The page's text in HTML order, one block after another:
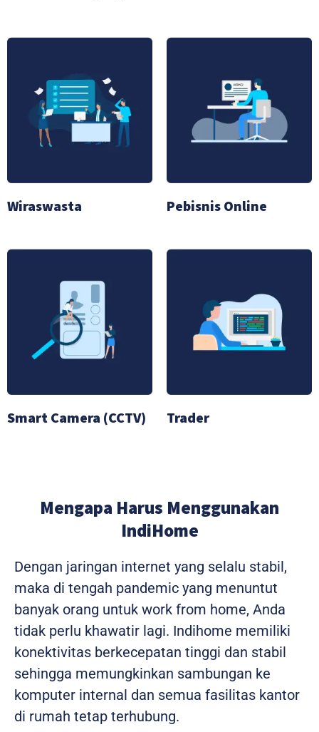
Wiraswasta Pebisnis Online
Smart Camera (CCTV) Trader
Mengapa Harus Menggunakan
IndiHome
Dengan jaringan internet yang selalu stabil,
maka di tengah pandemic yang menuntut
banyak orang untuk work from home, Anda
tidak perlu khawatir lagi. Indihome memiliki
konektivitas berkecepatan tinggi dan stabil
sehingga memungkinkan sambungan ke
komputer internal dan semua fasilitas kantor
di rumah tetap terhubung.